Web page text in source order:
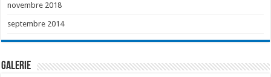
novembre 2018
septembre 2014
GALERIE